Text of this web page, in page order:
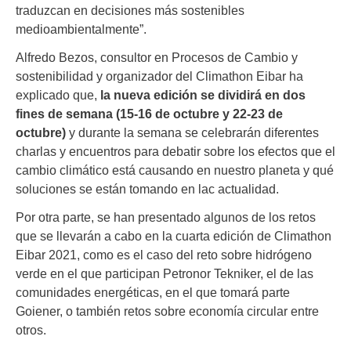
traduzcan en decisiones más sostenibles
medioambientalmente”.
Alfredo Bezos, consultor en Procesos de Cambio y
sostenibilidad y organizador del Climathon Eibar ha
explicado que, la nueva edición se dividirá en dos
fines de semana (15-16 de octubre y 22-23 de
octubre) y durante la semana se celebrarán diferentes
charlas y encuentros para debatir sobre los efectos que el
cambio climático está causando en nuestro planeta y qué
soluciones se están tomando en lac actualidad.
Por otra parte, se han presentado algunos de los retos
que se llevarán a cabo en la cuarta edición de Climathon
Eibar 2021, como es el caso del reto sobre hidrógeno
verde en el que participan Petronor Tekniker, el de las
comunidades energéticas, en el que tomará parte
Goiener, o también retos sobre economía circular entre
otros.